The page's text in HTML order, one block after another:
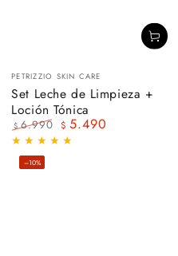
Vendedor:
PETRIZZIO SKIN CARE
Set Leche de Limpieza +
Loción Tónica
Precio
regular
$ 6.990
Precio
$ 5.490
–10%